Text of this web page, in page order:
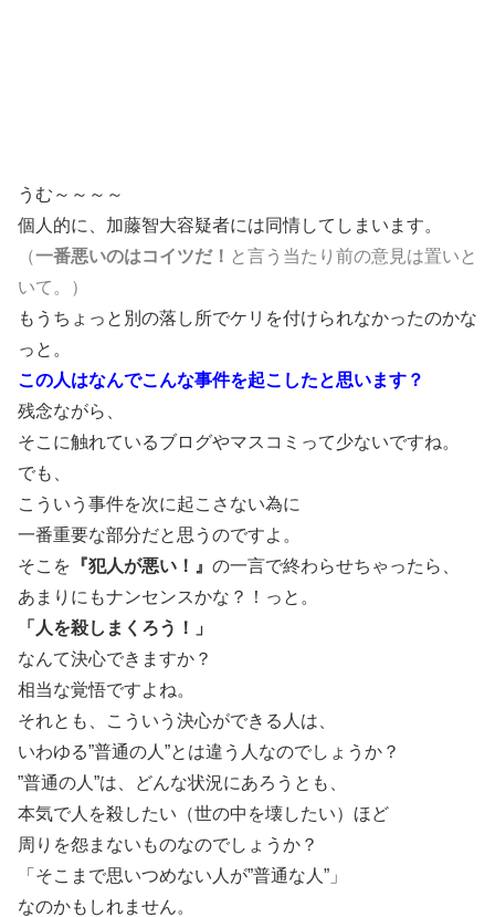
うむ～～～～
個人的に、加藤智大容疑者には同情してしまいます。
（一番悪いのはコイツだ！ と言う当たり前の意見は置いと
いて。）
もうちょっと別の落し所でケリを付けられなかったのかな
っと。
この人はなんでこんな事件を起こしたと思います？
残念ながら、
そこに触れているブログやマスコミって少ないですね。
でも、
こういう事件を次に起こさない為に
一番重要な部分だと思うのですよ。
そこを 『犯人が悪い！』 の一言で終わらせちゃったら、
あまりにもナンセンスかな？！っと。
「人を殺しまくろう！」
なんて決心できますか？
相当な覚悟ですよね。
それとも、こういう決心ができる人は、
いわゆる”普通の人”とは違う人なのでしょうか？
”普通の人”は、どんな状況にあろうとも、
本気で人を殺したい（世の中を壊したい）ほど
周りを怨まないものなのでしょうか？
「そこまで思いつめない人が”普通な人”」
なのかもしれません。